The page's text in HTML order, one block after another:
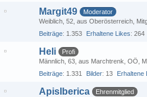
Margit49
Moderator
Weiblich 52 aus Oberösterreich
Beiträge 1.353 Erhaltene Likes 264
Heli
Profi
Männlich 63 aus Marchtrenk, OÖ
Beiträge 1.331 Bilder 13 Erhaltene
ApisIberica
Ehrenmitglied